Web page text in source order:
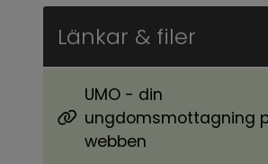
Länkar & filer
UMO - din
ungdomsmottagning
webben
Länk till annan